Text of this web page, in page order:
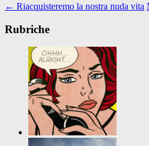
← Riacquisteremo la nostra nuda vita
Rubriche